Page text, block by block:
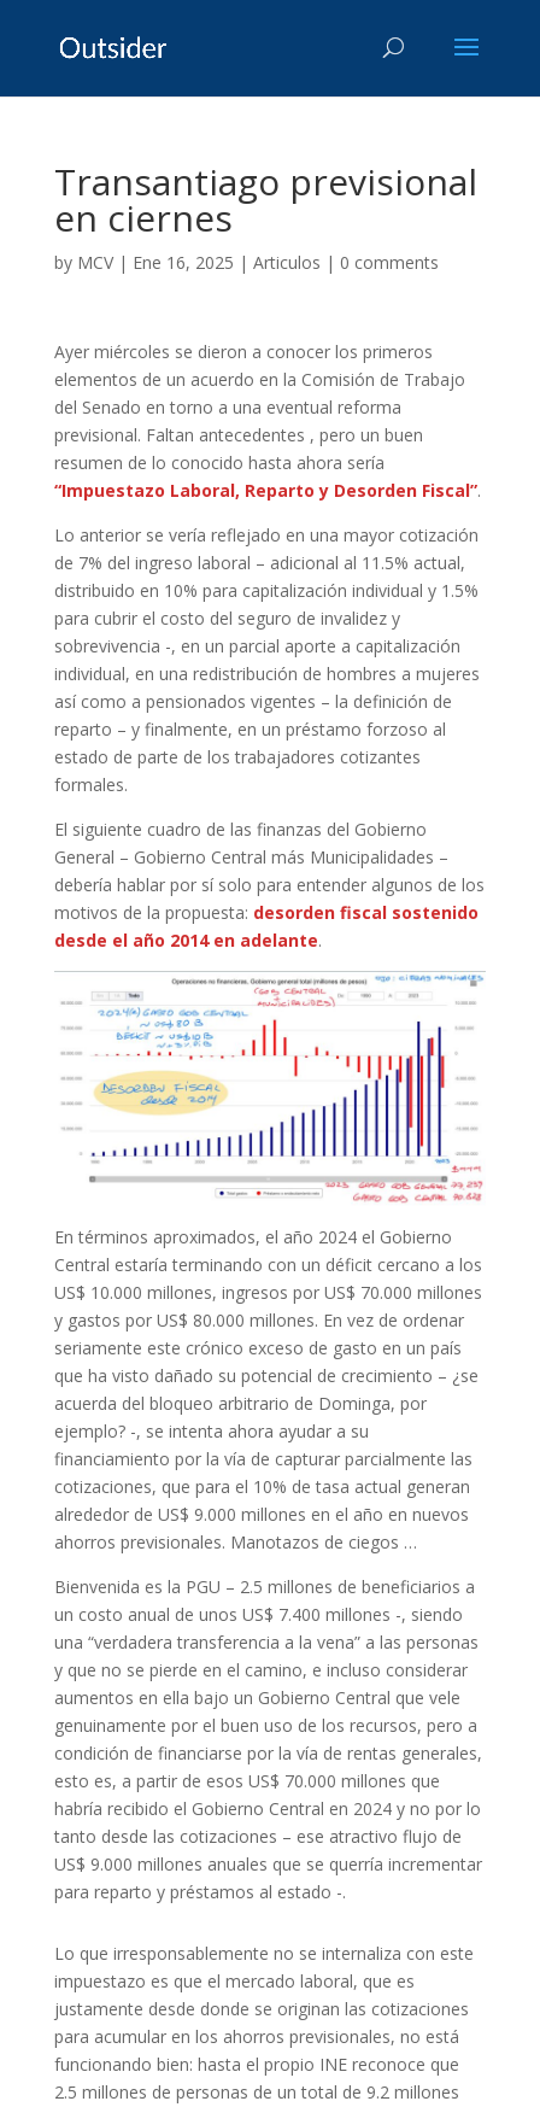
Transantiago previsional
en ciernes
by MCV| Ene 16, 2025 | Articulos | 0 comments
Ayer miércoles se dieron a conocer los primeros
elementos de un acuerdo en la Comisión de Trabajo
del Senado en torno a una eventual reforma
previsional. Faltan antecedentes , pero un buen
resumen de lo conocido hasta ahora sería
“Impuestazo Laboral, Reparto y Desorden Fiscal”.
Lo anterior se vería reflejado en una mayor cotización
de 7% del ingreso laboral – adicional al 11.5% actual,
distribuido en 10% para capitalización individual y 1.5%
para cubrir el costo del seguro de invalidez y
sobrevivencia -, en un parcial aporte a capitalización
individual, en una redistribución de hombres a mujeres
así como a pensionados vigentes – la definición de
reparto – y finalmente, en un préstamo forzoso al
estado de parte de los trabajadores cotizantes
formales.
El siguiente cuadro de las finanzas del Gobierno
General – Gobierno Central más Municipalidades –
debería hablar por sí solo para entender algunos de los
motivos de la propuesta: desorden fiscal sostenido
desde el año 2014 en adelante.
En términos aproximados, el año 2024 el Gobierno
Central estaría terminando con un déficit cercano a los
US$ 10.000 millones, ingresos por US$ 70.000 millones
y gastos por US$ 80.000 millones. En vez de ordenar
seriamente este crónico exceso de gasto en un país
que ha visto dañado su potencial de crecimiento – ¿se
acuerda del bloqueo arbitrario de Dominga, por
ejemplo? -, se intenta ahora ayudar a su
financiamiento por la vía de capturar parcialmente las
cotizaciones, que para el 10% de tasa actual generan
alrededor de US$ 9.000 millones en el año en nuevos
ahorros previsionales. Manotazos de ciegos …
Bienvenida es la PGU – 2.5 millones de beneficiarios a
un costo anual de unos US$ 7.400 millones -, siendo
una “verdadera transferencia a la vena” a las personas
y que no se pierde en el camino, e incluso considerar
aumentos en ella bajo un Gobierno Central que vele
genuinamente por el buen uso de los recursos, pero a
condición de financiarse por la vía de rentas generales,
esto es, a partir de esos US$ 70.000 millones que
habría recibido el Gobierno Central en 2024 y no por lo
tanto desde las cotizaciones – ese atractivo flujo de
US$ 9.000 millones anuales que se querría incrementar
para reparto y préstamos al estado -.
Lo que irresponsablemente no se internaliza con este
impuestazo es que el mercado laboral, que es
justamente desde donde se originan las cotizaciones
para acumular en los ahorros previsionales, no está
funcionando bien: hasta el propio INE reconoce que
2.5 millones de personas de un total de 9.2 millones